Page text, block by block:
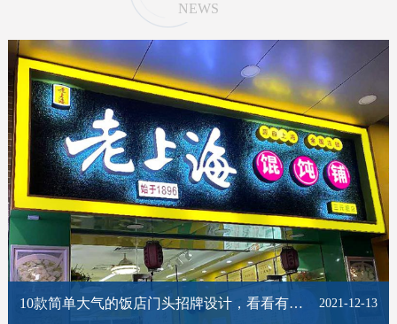
NEWS
2021-12-13
10款简单大气的饭店门头招牌设计，看看有你喜欢的那一款吗？